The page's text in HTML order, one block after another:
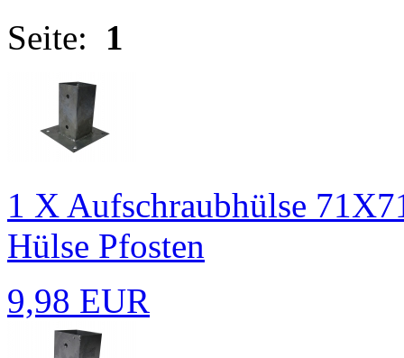
Seite: 1
1 X Aufschraubhülse
Hülse Pfosten
9,98 EUR